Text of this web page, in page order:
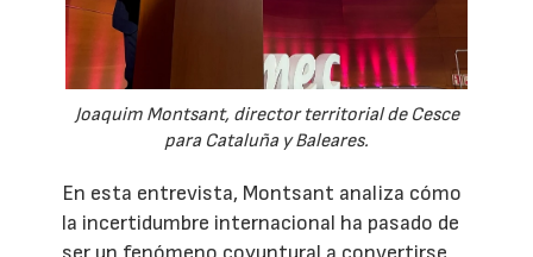
Joaquim Montsant, director territorial de Cesce
para Cataluña y Baleares.
En esta entrevista, Montsant analiza cómo
la incertidumbre internacional ha pasado de